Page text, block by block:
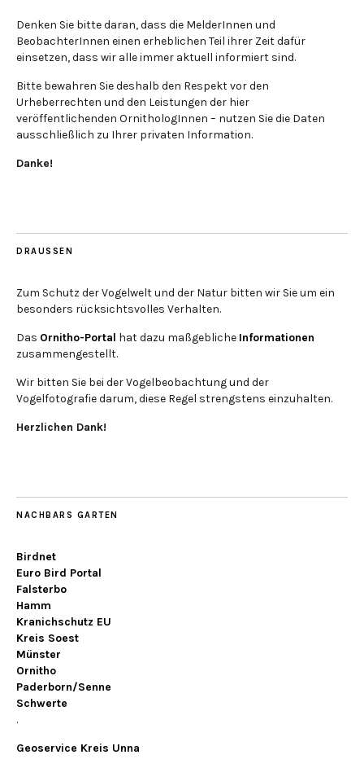
Denken Sie bitte daran, dass die MelderInnen und
BeobachterInnen einen erheblichen Teil ihrer Zeit dafür
einsetzen, dass wir alle immer aktuell informiert sind.
Bitte bewahren Sie deshalb den Respekt vor den
Urheberrechten und den Leistungen der hier
veröffentlichenden OrnithologInnen – nutzen Sie die Daten
ausschließlich zu Ihrer privaten Information.
Danke!
DRAUSSEN
Zum Schutz der Vogelwelt und der Natur bitten wir Sie um ein
besonders rücksichtsvolles Verhalten.
Das Ornitho-Portal hat dazu maßgebliche Informationen
zusammengestellt.
Wir bitten Sie bei der Vogelbeobachtung und der
Vogelfotografie darum, diese Regel strengstens einzuhalten.
Herzlichen Dank!
NACHBARS GARTEN
Birdnet
Euro Bird Portal
Falsterbo
Hamm
Kranichschutz EU
Kreis Soest
Münster
Ornitho
Paderborn/Senne
Schwerte
.
Geoservice Kreis Unna